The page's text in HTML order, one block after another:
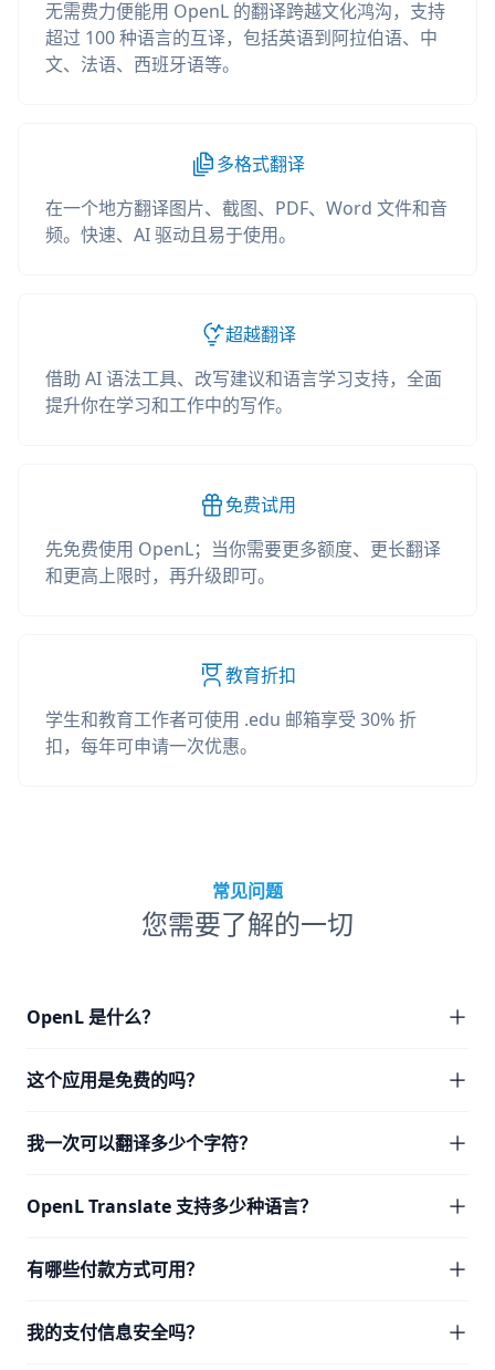
无需费力便能用 OpenL 的翻译跨越文化鸿沟，支持
超过 100 种语言的互译，包括英语到阿拉伯语、中
文、法语、西班牙语等。
多格式翻译
在一个地方翻译图片、截图、PDF、Word 文件和音
频。快速、AI 驱动且易于使用。
超越翻译
借助 AI 语法工具、改写建议和语言学习支持，全面
提升你在学习和工作中的写作。
免费试用
先免费使用 OpenL；当你需要更多额度、更长翻译
和更高上限时，再升级即可。
教育折扣
学生和教育工作者可使用 .edu 邮箱享受 30% 折
扣，每年可申请一次优惠。
常见问题
您需要了解的一切
OpenL 是什么？
这个应用是免费的吗？
我一次可以翻译多少个字符？
OpenL Translate 支持多少种语言？
有哪些付款方式可用？
我的支付信息安全吗？